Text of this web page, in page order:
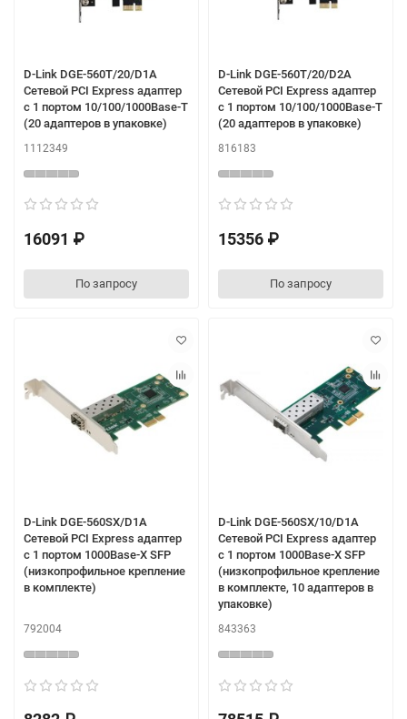
D-Link DGE-560T/20/D1A
Сетевой PCI Express адаптер
с 1 портом 10/100/1000Base-T
(20 адаптеров в упаковке)
1112349
16091 ₽
По запросу
D-Link DGE-560T/20/D2A
Сетевой PCI Express адаптер
с 1 портом 10/100/1000Base-T
(20 адаптеров в упаковке)
816183
15356 ₽
По запросу
D-Link DGE-560SX/D1A
Сетевой PCI Express адаптер
с 1 портом 1000Base-X SFP
(низкопрофильное крепление
в комплекте)
792004
D-Link DGE-560SX/10/D1A
Сетевой PCI Express адаптер
с 1 портом 1000Base-X SFP
(низкопрофильное крепление
в комплекте, 10 адаптеров в
упаковке)
843363